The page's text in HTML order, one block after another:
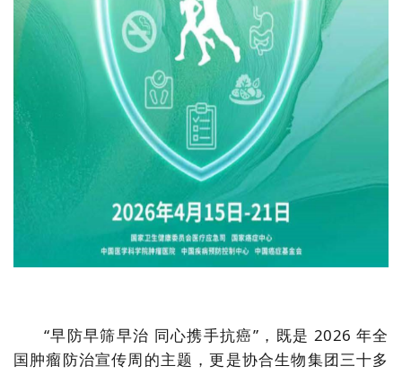
“早防早筛早治 同心携手抗癌”，既是 2026 年全
国肿瘤防治宣传周的主题，更是协合生物集团三十多